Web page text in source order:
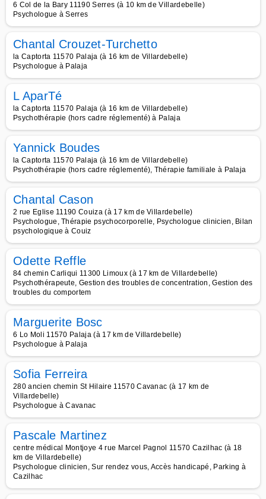
6 Col de la Bary 11190 Serres (à 10 km de Villardebelle)
Psychologue à Serres
Chantal Crouzet-Turchetto
la Captorta 11570 Palaja (à 16 km de Villardebelle)
Psychologue à Palaja
L AparTé
la Captorta 11570 Palaja (à 16 km de Villardebelle)
Psychothérapie (hors cadre réglementé) à Palaja
Yannick Boudes
la Captorta 11570 Palaja (à 16 km de Villardebelle)
Psychothérapie (hors cadre réglementé), Thérapie familiale à Palaja
Chantal Cason
2 rue Eglise 11190 Couiza (à 17 km de Villardebelle)
Psychologue, Thérapie psychocorporelle, Psychologue clinicien, Bilan
psychologique à Couiz
Odette Reffle
84 chemin Carliqui 11300 Limoux (à 17 km de Villardebelle)
Psychothérapeute, Gestion des troubles de concentration, Gestion des
troubles du comportem
Marguerite Bosc
6 Lo Moli 11570 Palaja (à 17 km de Villardebelle)
Psychologue à Palaja
Sofia Ferreira
280 ancien chemin St Hilaire 11570 Cavanac (à 17 km de
Villardebelle)
Psychologue à Cavanac
Pascale Martinez
centre médical Montjoye 4 rue Marcel Pagnol 11570 Cazilhac (à 18
km de Villardebelle)
Psychologue clinicien, Sur rendez vous, Accès handicapé, Parking à
Cazilhac